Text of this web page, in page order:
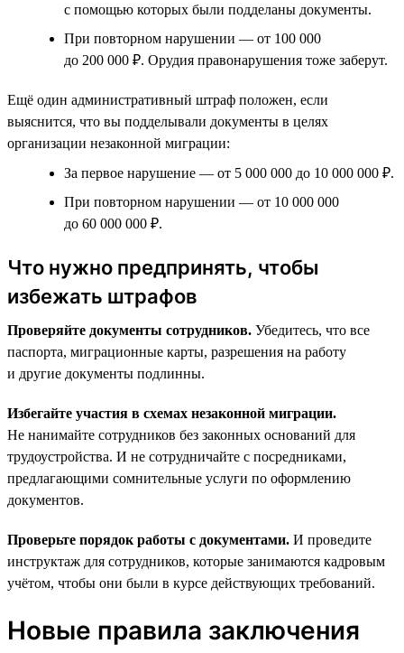
с помощью которых были подделаны документы.
При повторном нарушении — от 100 000
до 200 000 ₽. Орудия правонарушения тоже заберут.
Ещё один административный штраф положен, если
выяснится, что вы подделывали документы в целях
организации незаконной миграции:
За первое нарушение — от 5 000 000 до 10 000 000 ₽.
При повторном нарушении — от 10 000 000
до 60 000 000 ₽.
Что нужно предпринять, чтобы
избежать штрафов
Проверяйте документы сотрудников. Убедитесь, что все
паспорта, миграционные карты, разрешения на работу
и другие документы подлинны.
Избегайте участия в схемах незаконной миграции.
Не нанимайте сотрудников без законных оснований для
трудоустройства. И не сотрудничайте с посредниками,
предлагающими сомнительные услуги по оформлению
документов.
Проверьте порядок работы с документами. И проведите
инструктаж для сотрудников, которые занимаются кадровым
учётом, чтобы они были в курсе действующих требований.
Новые правила заключения